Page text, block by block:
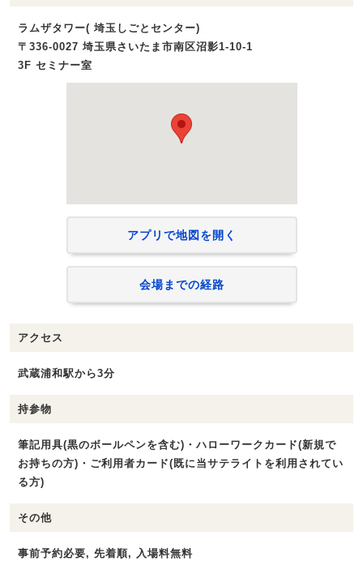
ラムザタワー( 埼玉しごとセンター)
〒336-0027 埼玉県さいたま市南区沼影1‐10‐1
3F セミナー室
アプリで地図を開く
会場までの経路
アクセス
武蔵浦和駅から3分
持参物
筆記用具(黒のボールペンを含む)・ハローワークカード(新規で
お持ちの方)・ご利用者カード(既に当サテライトを利用されてい
る方)
その他
事前予約必要, 先着順, 入場料無料